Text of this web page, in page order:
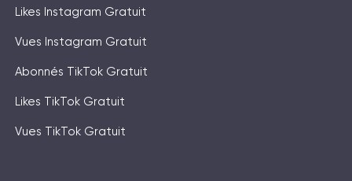
Likes Instagram Gratuit
Vues Instagram Gratuit
Abonnés TikTok Gratuit
Likes TikTok Gratuit
Vues TikTok Gratuit